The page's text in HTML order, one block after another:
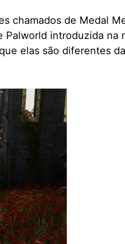
chamados de Medal
Palworld introduzida na
elas são diferentes